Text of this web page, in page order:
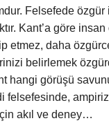
Felsefede özgür
Kant’a göre
etmez, daha
belirlemek
hangi görüşü
felsefesinde,
akıl ve deney…